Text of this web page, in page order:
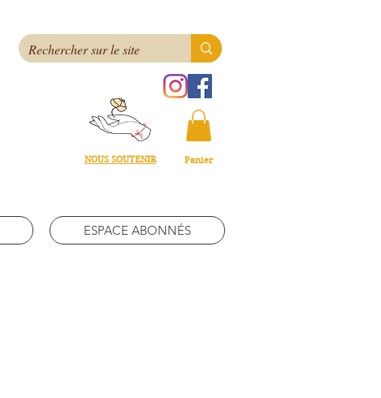
NOUS SOUTENIR Panier
ESPACE ABONNÉS